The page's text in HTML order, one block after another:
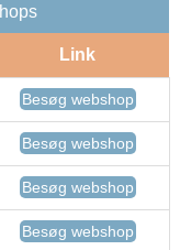
Link
Besøg webshop
Besøg webshop
Besøg webshop
Besøg webshop